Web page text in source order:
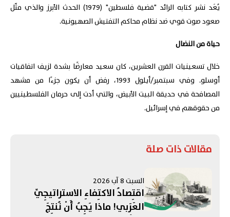
يُعَد نشر كتابه الرائد "قضية فلسطين" (1979) الحدث الأبرز والذي مثّل
صعود صوت قوي ضد نظام محاكم التفتيش الصهيونية.
حياة من النضال
خلال تسعينيات القرن العشرين، كان سعيد معارضًا بشدة لزيف اتفاقيات
أوسلو. وفي سبتمبر/أيلول 1993، رفض أن يكون جزءًا من مشهد
المصافحة في حديقة البيت الأبيض، والتي أدت إلى حرمان الفلسطينيين
من حقوقهم في إسرائيل.
مقالات ذات صلة
السبت 8 آب 2026
اقتِصادُ الاكتِفاءِ الاستراتيجِيِّ
العَرَبي! ماذا يَجِبُ أَنْ نُنتِجَ